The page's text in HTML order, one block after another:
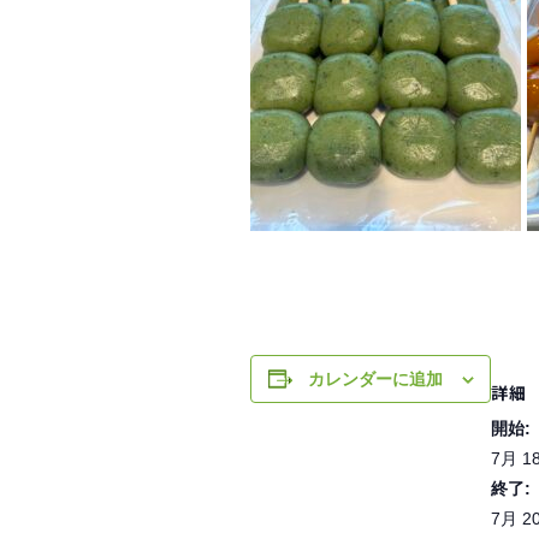
カレンダーに追加
詳細
開始:
7月
終了:
7月